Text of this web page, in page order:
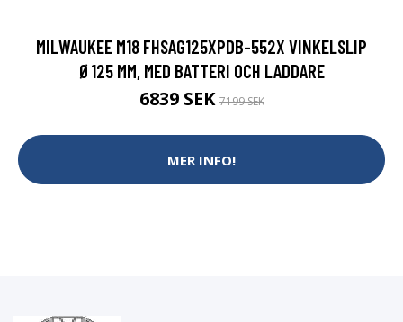
MILWAUKEE M18 FHSAG125XPDB-552X VINKELSLIP
Ø125 MM, MED BATTERI OCH LADDARE
6839 SEK7199 SEK
MER INFO!